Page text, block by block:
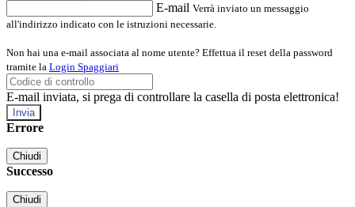
E-mail Verrà inviato un messaggio
all'indirizzo indicato con le istruzioni necessarie.
Non hai una e-mail associata al nome utente? Effettua il reset della password
tramite la Login Spaggiari
E-mail inviata, si prega di controllare la casella di posta elettronica!
Errore
Chiudi
Successo
Chiudi